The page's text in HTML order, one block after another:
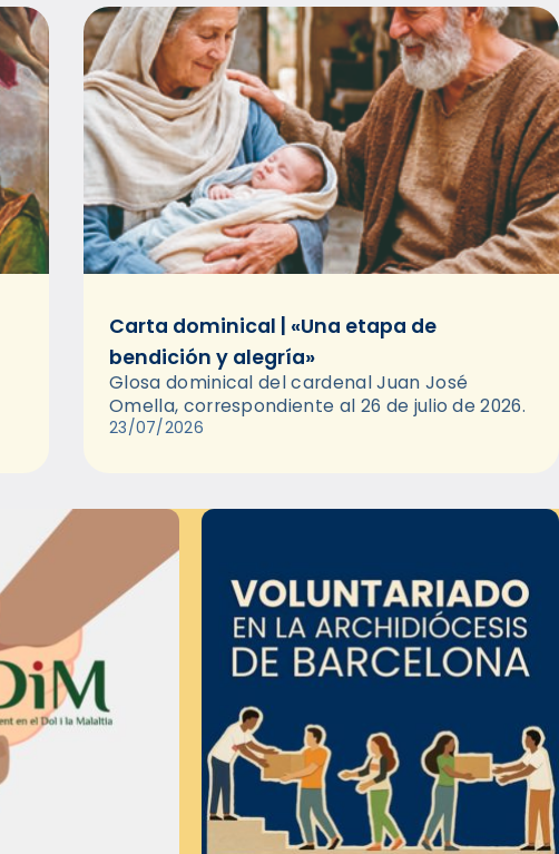
Carta dominical | «Una etapa de
bendición y alegría»
Glosa dominical del cardenal Juan José
Omella, correspondiente al 26 de julio de 2026.
23/07/2026